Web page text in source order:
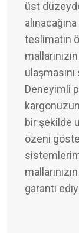
üst
teslimatın
Deneyimli
bir şekilde
özeni
garanti